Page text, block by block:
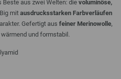
Beste aus zwei Welten: die voluminöse,
mit ausdrucksstarken Farbverläufen
Gefertigt aus feiner Merinowolle,
und formstabil.